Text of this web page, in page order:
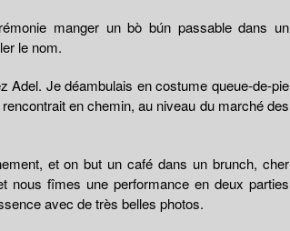
manger un bò bún passable dans un
le nom.
Adel. Je déambulais en costume queue-de-pie
en chemin, au niveau du marché des
et on but un café dans un brunch, cher
nous fîmes une performance en deux parties
avec de très belles photos.